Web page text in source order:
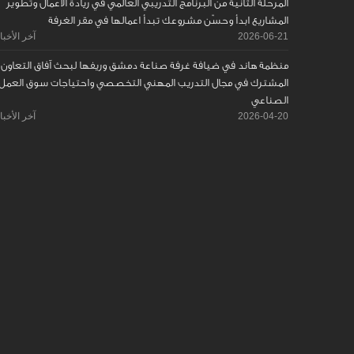
المرحلة الثانية من البرنامج التدريبي العالمي في ريادة الأعمال وتطوير
المشاريع ابدأ وحسّن مشروعك تبدأ اعمالها في مقر الغرفة
2026-06-21 آخر
منظمة هاند في ضيافة غرفة صناعة دمشق وريفها لبحث آفاق التعاون
المشترك في مجال التدريب المهني التخصصي واحتياجات سوق
الصناعي
2026-04-20 آخر